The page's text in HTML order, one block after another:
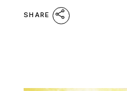
SHARE